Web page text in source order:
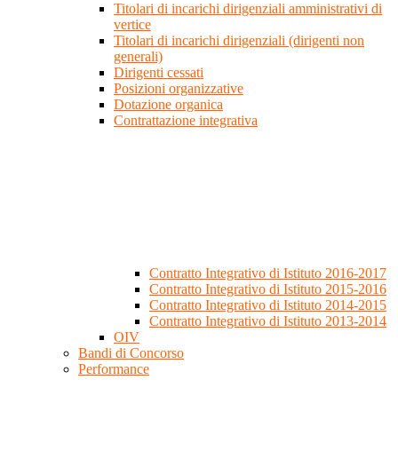
Titolari di incarichi dirigenziali amministrativi di
vertice
Titolari di incarichi dirigenziali (dirigenti non
generali)
Dirigenti cessati
Posizioni organizzative
Dotazione organica
Contrattazione integrativa
Contratto Integrativo di Istituto 2016-2017
Contratto Integrativo di Istituto 2015-2016
Contratto Integrativo di Istituto 2014-2015
Contratto Integrativo di Istituto 2013-2014
OIV
Bandi di Concorso
Performance